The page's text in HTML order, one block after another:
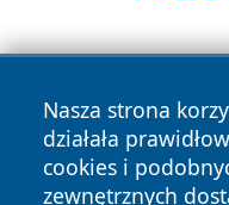
Nasza strona
działała
cookies i
zewnętrznych